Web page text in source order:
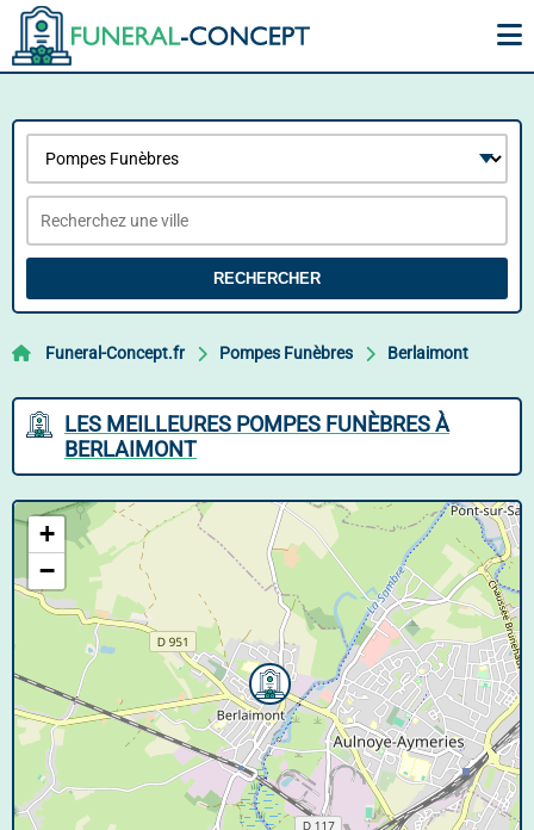
RECHERCHER
Funeral-Concept.fr Pompes Funèbres Berlaimont
LES MEILLEURES POMPES FUNÈBRES À
BERLAIMONT
+
−